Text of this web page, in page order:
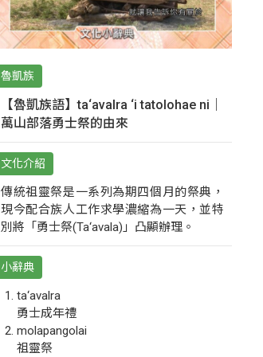
魯凱族
【魯凱族語】ta‘avalra ‘i tatolohae ni｜
萬山部落勇士祭的由來
文化介紹
傳統祖靈祭是一系列為期四個月的祭典，
現今配合族人工作求學濃縮為一天，並特
別將「勇士祭(Ta‘avala)」凸顯辦理。
小辭典
ta‘avalra
勇士成年禮
molapangolai
祖靈祭